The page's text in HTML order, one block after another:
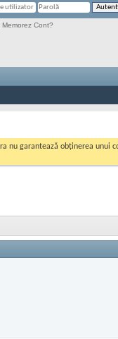
Memorez Cont?
nu garantează obținerea unui